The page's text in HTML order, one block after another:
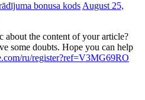
bonusa kods August 25,
about the content of your article?
some doubts. Hope you can help
ru/register?ref=V3MG69RO